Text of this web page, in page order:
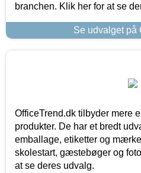
branchen. Klik her for at se
Se udvalget på
OfficeTrend.dk tilbyder mere
produkter. De har et bredt
emballage, etiketter og
skolestart, gæstebøger og
at se deres udvalg.